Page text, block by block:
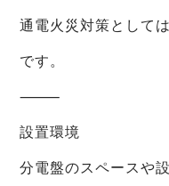
通電火災対策として
です。
⸻
設置環境
分電盤のスペースや